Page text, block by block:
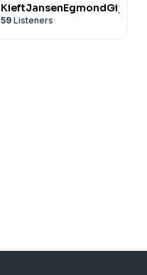
KieftJansenEgmondGijp
59 Listeners